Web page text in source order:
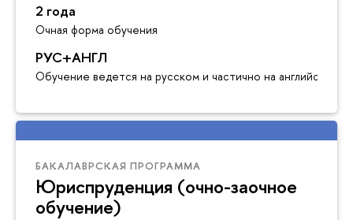
2 года
Очная форма обучения
РУС+АНГЛ
Обучение ведется на русском и частично на английском
БАКАЛАВРСКАЯ ПРОГРАММА
Юриспруденция (очно-заочное
обучение)